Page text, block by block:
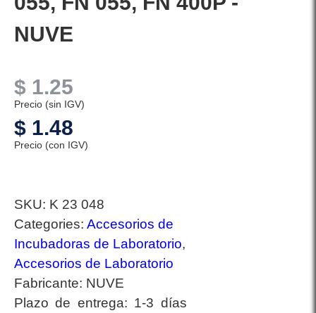
NUVE
$ 1.25
Precio (sin IGV)
$ 1.48
Precio (con IGV)
SKU: K 23 048
Categories: Accesorios de
Incubadoras de Laboratorio,
Accesorios de Laboratorio
Fabricante: NUVE
Plazo de entrega: 1-3 días